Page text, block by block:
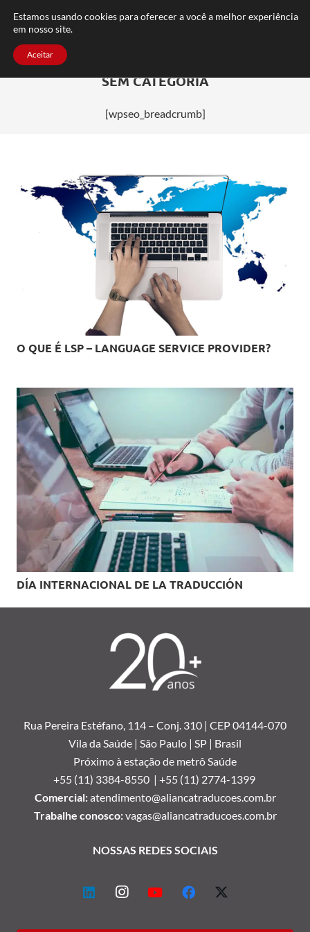
FAQ TRABALHE CONOSCO CONTATO
SEM CATEGORIA
[wpseo_breadcrumb]
O QUE É LSP – LANGUAGE SERVICE PROVIDER?
DÍA INTERNACIONAL DE LA TRADUCCIÓN
Rua Pereira Estéfano, 114 – Conj. 310 | CEP 04144-070
Vila da Saúde | São Paulo | SP | Brasil
Próximo à estação de metrô Saúde
+55 (11) 3384-8550 | +55 (11) 2774-1399
Comercial:atendimento@aliancatraducoes.com.br
Trabalhe conosco:vagas@aliancatraducoes.com.br
NOSSAS REDES SOCIAIS
Estamos usando cookies para oferecer a você a melhor experiência
em nosso site.
Aceitar